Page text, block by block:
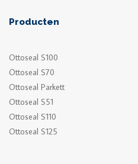
Producten
Ottoseal S100
Ottoseal S70
Ottoseal Parkett
Ottoseal S51
Ottoseal S110
Ottoseal S125